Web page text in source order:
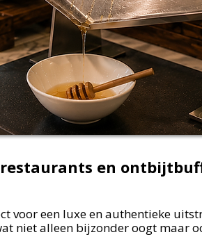
en
voor een luxe en authentieke
niet alleen bijzonder oogt maar